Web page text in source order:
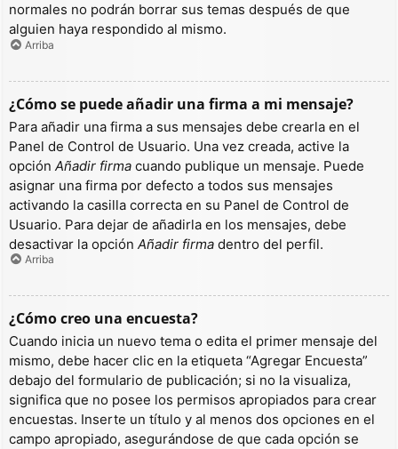
normales no podrán borrar sus temas después de que
alguien haya respondido al mismo.
Arriba
¿Cómo se puede añadir una firma a mi mensaje?
Para añadir una firma a sus mensajes debe crearla en el
Panel de Control de Usuario. Una vez creada, active la
opción Añadir firma cuando publique un mensaje. Puede
asignar una firma por defecto a todos sus mensajes
activando la casilla correcta en su Panel de Control de
Usuario. Para dejar de añadirla en los mensajes, debe
desactivar la opción Añadir firma dentro del perfil.
Arriba
¿Cómo creo una encuesta?
Cuando inicia un nuevo tema o edita el primer mensaje del
mismo, debe hacer clic en la etiqueta “Agregar Encuesta”
debajo del formulario de publicación; si no la visualiza,
significa que no posee los permisos apropiados para crear
encuestas. Inserte un título y al menos dos opciones en el
campo apropiado, asegurándose de que cada opción se